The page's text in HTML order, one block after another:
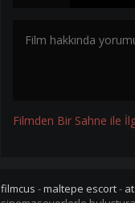
Filmden Bir Sahne ile
filmcus -maltepe escort-